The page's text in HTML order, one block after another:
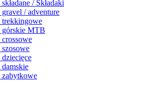
/ Składaki
/ adventure
górskie MTB